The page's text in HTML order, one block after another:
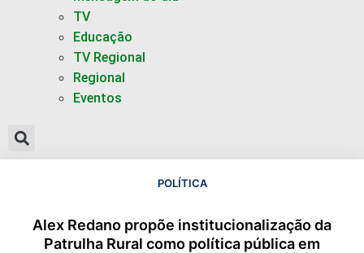
TV
Educação
TV Regional
Regional
Eventos
POLÍTICA
Alex Redano propõe institucionalização da
Patrulha Rural como política pública em